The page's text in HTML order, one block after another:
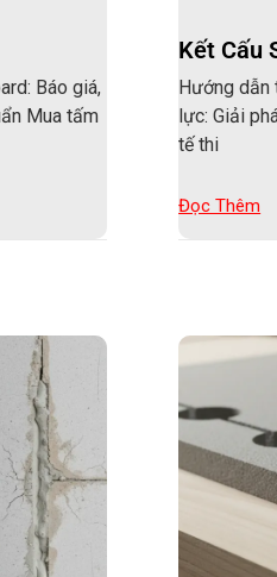
Báo giá,
Mua tấm
Kết Cấu
Hướng dẫn
lực: Giải
tế thi
Đọc Thêm